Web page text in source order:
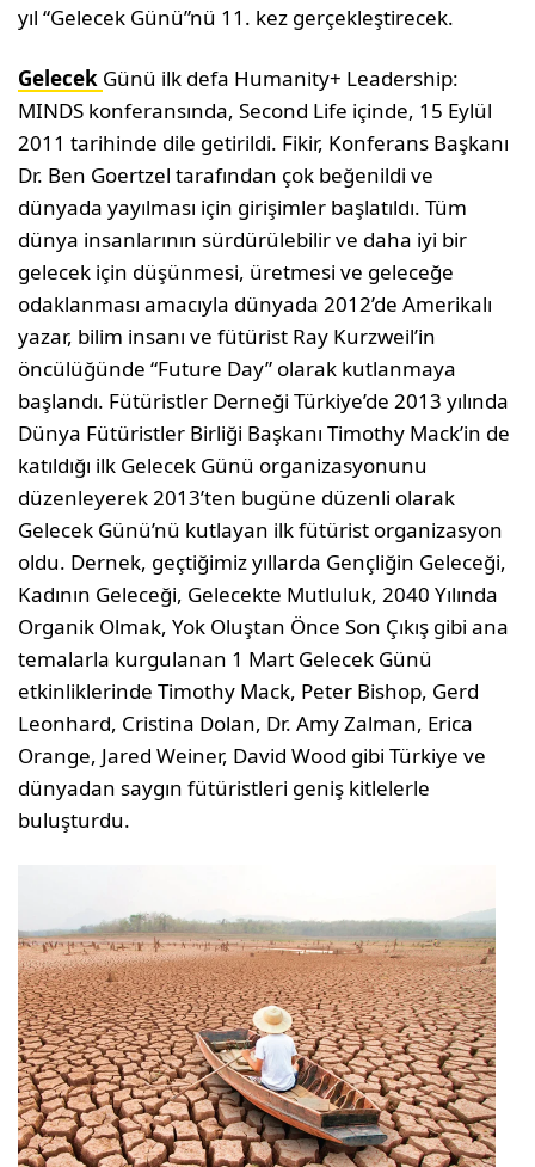
yıl “Gelecek Günü”nü 11. kez gerçekleştirecek.
Gelecek Günü ilk defa Humanity+ Leadership:
MINDS konferansında, Second Life içinde, 15 Eylül
2011 tarihinde dile getirildi. Fikir, Konferans Başkanı
Dr. Ben Goertzel tarafından çok beğenildi ve
dünyada yayılması için girişimler başlatıldı. Tüm
dünya insanlarının sürdürülebilir ve daha iyi bir
gelecek için düşünmesi, üretmesi ve geleceğe
odaklanması amacıyla dünyada 2012’de Amerikalı
yazar, bilim insanı ve fütürist Ray Kurzweil’in
öncülüğünde “Future Day” olarak kutlanmaya
başlandı. Fütüristler Derneği Türkiye’de 2013 yılında
Dünya Fütüristler Birliği Başkanı Timothy Mack’in de
katıldığı ilk Gelecek Günü organizasyonunu
düzenleyerek 2013’ten bugüne düzenli olarak
Gelecek Günü’nü kutlayan ilk fütürist organizasyon
oldu. Dernek, geçtiğimiz yıllarda Gençliğin Geleceği,
Kadının Geleceği, Gelecekte Mutluluk, 2040 Yılında
Organik Olmak, Yok Oluştan Önce Son Çıkış gibi ana
temalarla kurgulanan 1 Mart Gelecek Günü
etkinliklerinde Timothy Mack, Peter Bishop, Gerd
Leonhard, Cristina Dolan, Dr. Amy Zalman, Erica
Orange, Jared Weiner, David Wood gibi Türkiye ve
dünyadan saygın fütüristleri geniş kitlelerle
buluşturdu.